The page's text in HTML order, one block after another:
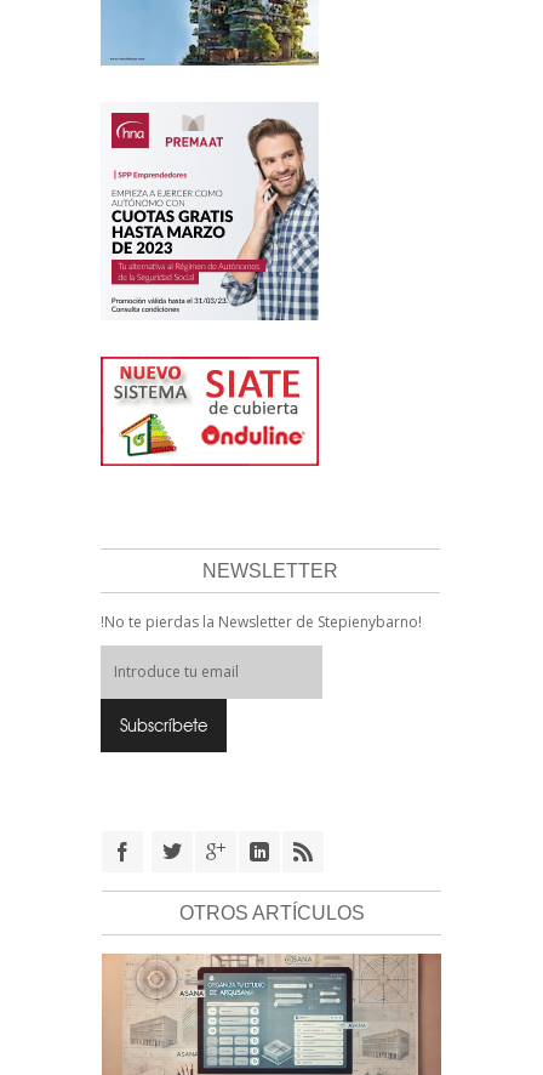
NEWSLETTER
!No te pierdas la Newsletter de Stepienybarno!
OTROS ARTÍCULOS